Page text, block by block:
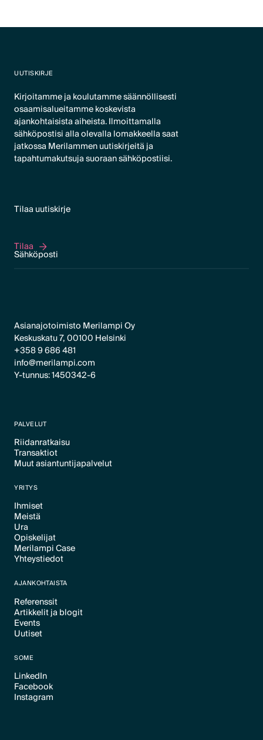
UUTISKIRJE
Kirjoitamme ja koulutamme säännöllisesti
osaamisalueitamme koskevista
ajankohtaisista aiheista. Ilmoittamalla
sähköpostisi alla olevalla lomakkeella saat
jatkossa Merilammen uutiskirjeitä ja
tapahtumakutsuja suoraan sähköpostiisi.
Tilaa uutiskirje
Tilaa
Tilaa
Asianajotoimisto Merilampi Oy
Keskuskatu 7, 00100 Helsinki
+358 9 686 481
info@merilampi.com
Y-tunnus: 1450342-6
PALVELUT
Riidanratkaisu
Text Link
Transaktiot
Text Link
Muut asiantuntijapalvelut
YRITYS
Ihmiset
Text Link
Meistä
Text Link
Ura
Text Link
Opiskelijat
Text Link
Merilampi Case
Text Link
Yhteystiedot
AJANKOHTAISTA
Referenssit
Text Link
Artikkelit ja blogit
Text Link
Events
Text Link
Uutiset
SOME
LinkedIn
Text Link
Facebook
Text Link
Instagram